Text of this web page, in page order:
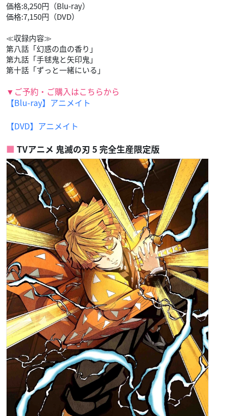
価格:8,250円（Blu-ray）
価格:7,150円（DVD）
≪収録内容≫
第八話「幻惑の血の香り」
第九話「手毬鬼と矢印鬼」
第十話「ずっと一緒にいる」
▼ご予約・ご購入はこちらから
【Blu-ray】アニメイト
【DVD】アニメイト
TVアニメ 鬼滅の刃 5 完全生産限定版